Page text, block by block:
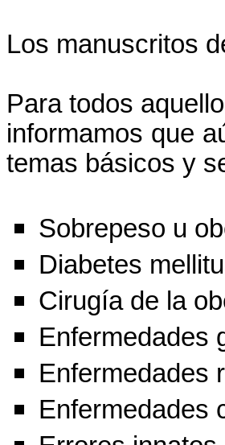
Los manuscritos
Para todos
informamos que
temas básicos y
Sobrepeso u
Diabetes
Cirugía de la
Enfermedades
Enfermedades
Enfermedades